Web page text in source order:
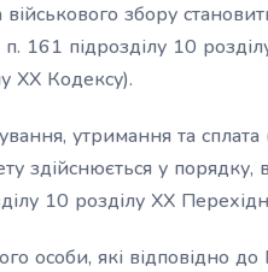
військового збору
161 підрозділу 10
XX Кодексу).
утримання та
здійснюється у порядку,
10 розділу XX
особи, які відповідно